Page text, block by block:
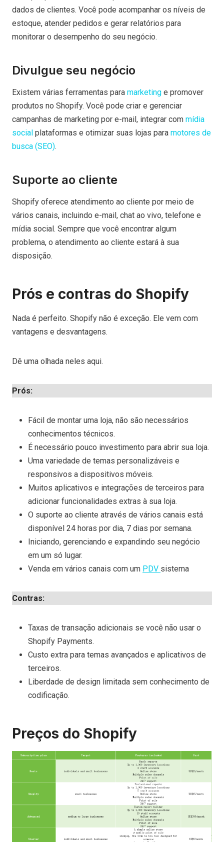
dados de clientes. Você pode acompanhar os níveis de
estoque, atender pedidos e gerar relatórios para
monitorar o desempenho do seu negócio.
Divulgue seu negócio
Existem várias ferramentas para marketing e promover
produtos no Shopify. Você pode criar e gerenciar
campanhas de marketing por e-mail, integrar com mídia
social plataformas e otimizar suas lojas para motores de
busca (SEO).
Suporte ao cliente
Shopify oferece atendimento ao cliente por meio de
vários canais, incluindo e-mail, chat ao vivo, telefone e
mídia social. Sempre que você encontrar algum
problema, o atendimento ao cliente estará à sua
disposição.
Prós e contras do Shopify
Nada é perfeito. Shopify não é exceção. Ele vem com
vantagens e desvantagens.
Dê uma olhada neles aqui.
Prós:
Fácil de montar uma loja, não são necessários
conhecimentos técnicos.
É necessário pouco investimento para abrir sua loja.
Uma variedade de temas personalizáveis e
responsivos a dispositivos móveis.
Muitos aplicativos e integrações de terceiros para
adicionar funcionalidades extras à sua loja.
O suporte ao cliente através de vários canais está
disponível 24 horas por dia, 7 dias por semana.
Iniciando, gerenciando e expandindo seu negócio
em um só lugar.
Venda em vários canais com um PDV sistema
Contras:
Taxas de transação adicionais se você não usar o
Shopify Payments.
Custo extra para temas avançados e aplicativos de
terceiros.
Liberdade de design limitada sem conhecimento de
codificação.
Preços do Shopify